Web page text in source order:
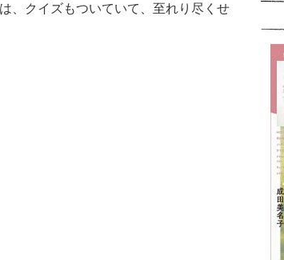
、クイズもついていて、至れり尽くせ